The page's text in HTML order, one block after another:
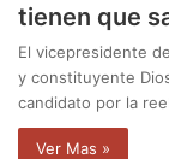
tienen que
El vicepresidente
y constituyente
candidato por la
Ver Mas »